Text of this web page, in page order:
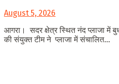
August 5, 2026
आगरा। सदर क्षेत्र स्थित नंद प्लाजा में
की संयुक्त टीम ने प्लाजा में संचालित...